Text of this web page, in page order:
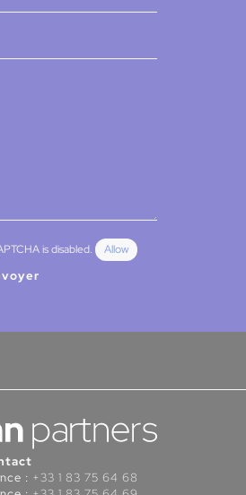
is disabled. Allow
: +33 1 83 75 64 68